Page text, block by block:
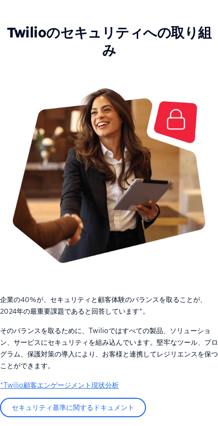
Twilioのセキュリティへの取り組
み
企業の40%が、セキュリティと顧客体験のバランスを取ることが、
2024年の最重要課題であると回答しています*。
そのバランスを取るために、Twilioではすべての製品、ソリューショ
ン、サービスにセキュリティを組み込んでいます。堅牢なツール、プロ
グラム、保護対策の導入により、お客様と連携してレジリエンスを保つ
ことができます。
*Twilio顧客エンゲージメント現状分析
セキュリティ基準に関するドキュメント